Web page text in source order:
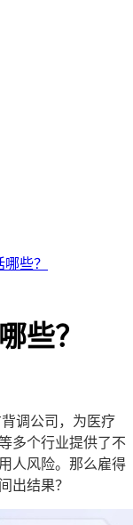
些？
些？
调公司，为医疗
多个行业提供了不
人风险。那么雇得
出结果？